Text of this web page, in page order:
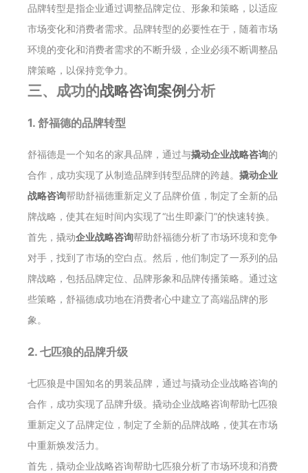
品牌转型是指企业通过调整品牌定位、形象和策略，以适应
市场变化和消费者需求。品牌转型的必要性在于，随着市场
环境的变化和消费者需求的不断升级，企业必须不断调整品
牌策略，以保持竞争力。
三、成功的战略咨询案例分析
1. 舒福德的品牌转型
舒福德是一个知名的家具品牌，通过与撬动企业战略咨询的
合作，成功实现了从制造品牌到转型品牌的跨越。 撬动企业
战略咨询帮助舒福德重新定义了品牌价值，制定了全新的品
牌战略，使其在短时间内实现了“出生即豪门”的快速转换。
首先，撬动企业战略咨询帮助舒福德分析了市场环境和竞争
对手，找到了市场的空白点。然后，他们制定了一系列的品
牌战略，包括品牌定位、品牌形象和品牌传播策略。通过这
些策略，舒福德成功地在消费者心中建立了高端品牌的形
象。
2. 七匹狼的品牌升级
七匹狼是中国知名的男装品牌，通过与撬动企业战略咨询的
合作，成功实现了品牌升级。撬动企业战略咨询帮助七匹狼
重新定义了品牌定位，制定了全新的品牌战略，使其在市场
中重新焕发活力。
首先，撬动企业战略咨询帮助七匹狼分析了市场环境和消费